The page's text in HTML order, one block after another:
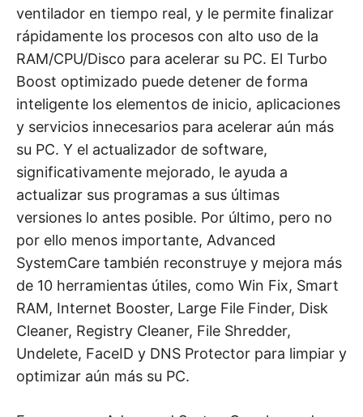
ventilador en tiempo real, y le permite finalizar
rápidamente los procesos con alto uso de la
RAM/CPU/Disco para acelerar su PC. El Turbo
Boost optimizado puede detener de forma
inteligente los elementos de inicio, aplicaciones
y servicios innecesarios para acelerar aún más
su PC. Y el actualizador de software,
significativamente mejorado, le ayuda a
actualizar sus programas a sus últimas
versiones lo antes posible. Por último, pero no
por ello menos importante, Advanced
SystemCare también reconstruye y mejora más
de 10 herramientas útiles, como Win Fix, Smart
RAM, Internet Booster, Large File Finder, Disk
Cleaner, Registry Cleaner, File Shredder,
Undelete, FaceID y DNS Protector para limpiar y
optimizar aún más su PC.